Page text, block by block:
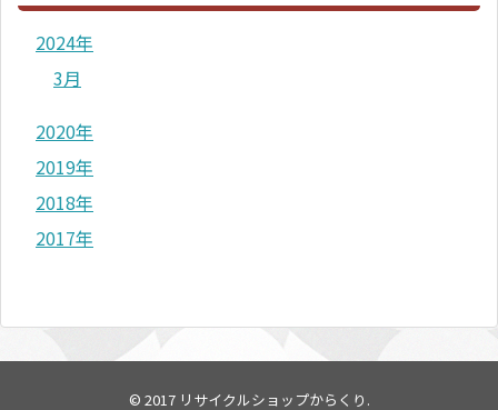
2024年
3月
2020年
2019年
2018年
2017年
© 2017 リサイクルショップからくり .